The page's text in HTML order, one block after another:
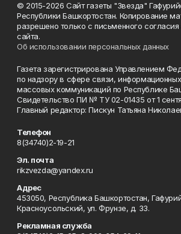
© 2015-2026 Сайт газеты "Звезда"
Республики Башкортостан. Копирование
разрешено только с письменного
сайта.
Об использовании персональных данных
Газета зарегистрирована Управлением
по надзору в сфере связи,
массовых коммуникаций по Республике
Свидетельство ПИ № ТУ 02-01435 от 1
Главный редактор: Пискун Татьяна
Телефон
8(34740)2-19-21
Эл. почта
rikzvezda@yandex.ru
Адрес
453050, Республика Башкортостан,
Красноусольский, ул. Фрунзе, д. 33.
Рекламная служба